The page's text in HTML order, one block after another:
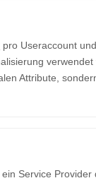
pro Useraccount
Attribute,
Service Provider